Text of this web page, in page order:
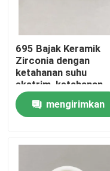
Rumah
695 Bajak Keramik
Zirconia dengan
ketahanan suhu
ekstrim, ketahanan
korosi & kimia yang
unggul, dan sifat non-
magnetik
mengirimkan